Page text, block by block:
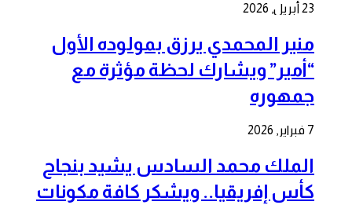
23 أبريل, 2026
منير المحمدي يرزق بمولوده الأول
“أمير” ويشارك لحظة مؤثرة مع
جمهوره
7 فبراير, 2026
الملك محمد السادس يشيد بنجاح
كأس إفريقيا.. ويشكر كافة مكونات